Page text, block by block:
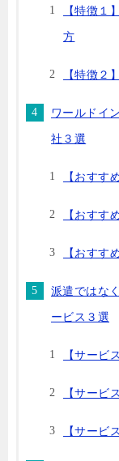
【特徴１
方
【特徴２
ワールドイ
社３選
【おすす
【おすす
【おすす
派遣ではな
ービス３選
【サービ
【サービ
【サービ